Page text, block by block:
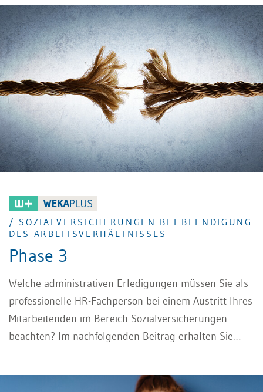
Arbeitsantritt denken müssen.
/ SOZIALVERSICHERUNGEN BEI BEENDIGUNG
DES ARBEITSVERHÄLTNISSES
Phase 3
Welche administrativen Erledigungen müssen Sie als
professionelle HR-Fachperson bei einem Austritt Ihres
Mitarbeitenden im Bereich Sozialversicherungen
beachten? Im nachfolgenden Beitrag erhalten Sie